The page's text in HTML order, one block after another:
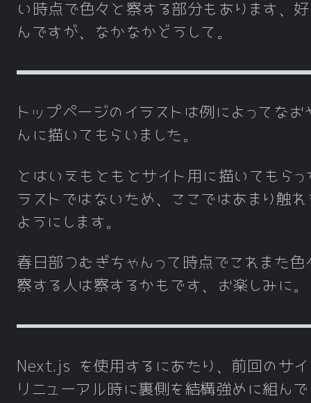
い時点で色々と察する部分もあります、
んですが、なかなかどうして。
トップページのイラストは例によってなお
んに描いてもらいました。
とはいえもともとサイト用に描いてもらっ
ラストではないため、ここではあまり触
ようにします。
春日部つむぎちゃんって時点でこれまた色
察する人は察するかもです、お楽しみに。
Next.js を使用するにあたり、前回のサイ
リニューアル時に裏側を結構強めに組ん